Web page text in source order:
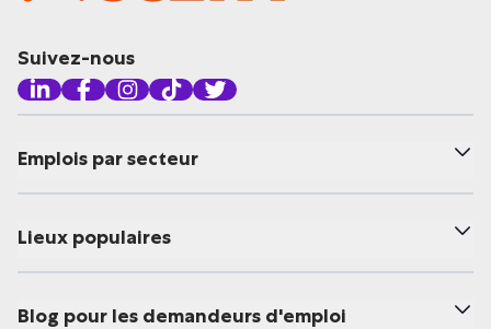
Suivez-nous
Emplois par secteur
Lieux populaires
Blog pour les demandeurs d'emploi